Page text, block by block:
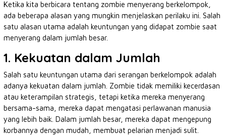
Ketika kita berbicara tentang zombie menyerang berkelompok,
ada beberapa alasan yang mungkin menjelaskan perilaku ini. Salah
satu alasan utama adalah keuntungan yang didapat zombie saat
menyerang dalam jumlah besar.
1. Kekuatan dalam Jumlah
Salah satu keuntungan utama dari serangan berkelompok adalah
adanya kekuatan dalam jumlah. Zombie tidak memiliki kecerdasan
atau keterampilan strategis, tetapi ketika mereka menyerang
bersama-sama, mereka dapat mengatasi perlawanan manusia
yang lebih baik. Dalam jumlah besar, mereka dapat mengepung
korbannya dengan mudah, membuat pelarian menjadi sulit.